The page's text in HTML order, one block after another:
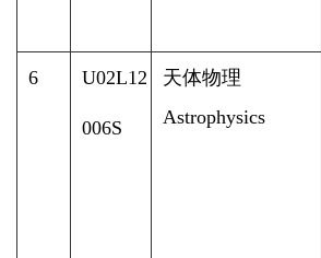
6 U02L12
006S
天体物理
Astrophysics